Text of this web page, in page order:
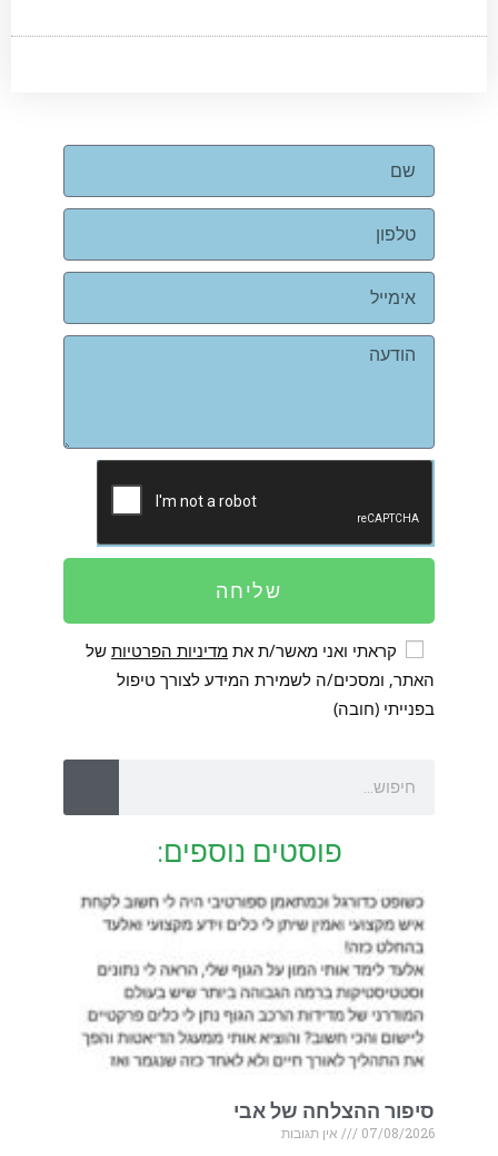
שליחה
קראתי ואני מאשר/ת את מדיניות הפרטיות של
האתר, ומסכים/ה לשמירת המידע לצורך טיפול
בפנייתי (חובה)
פוסטים נוספים:
סיפור ההצלחה של אבי
07/08/2026 אין תגובות